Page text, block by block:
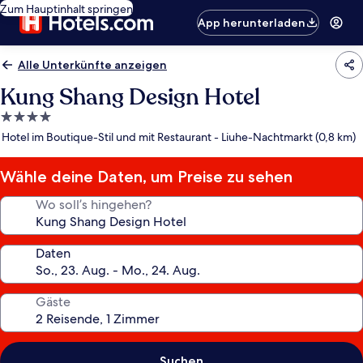
Zum Hauptinhalt springen
App herunterladen
Alle Unterkünfte anzeigen
Kung Shang Design Hotel
4.0-
Sterne-
Hotel im Boutique-Stil und mit Restaurant - Liuhe-Nachtmarkt (0,8 km)
Wähle deine Daten, um Preise zu sehen
Wo soll’s hingehen?
Daten
Gäste